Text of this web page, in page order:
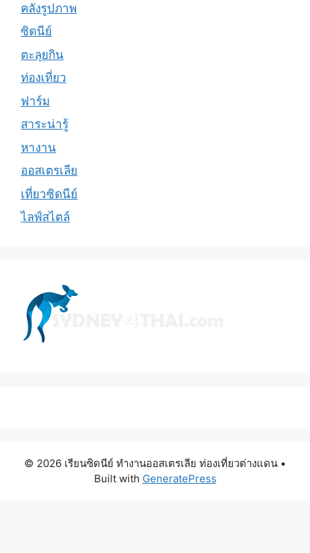
คลังรูปภาพ
ซิดนีย์
ตะลุยกิน
ท่องเที่ยว
ฟาร์ม
สาระน่ารู้
หางาน
ออสเตรเลีย
เที่ยวซิดนีย์
ไลฟ์สไตล์
© 2026 เรียนซิดนีย์ ทำงานออสเตรเลีย ท่องเที่ยวต่างแดน •
Built with GeneratePress